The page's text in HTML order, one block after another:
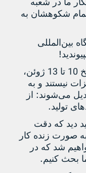
ما در شعبه
تمام شکوهشان به
بین‌المللی
!
10 تا 13 ژوئن،
نیستند و به
می‌شوند: از
تولید.
دید که دقت
صورت زنده کار
شد که در
بحث کنیم.